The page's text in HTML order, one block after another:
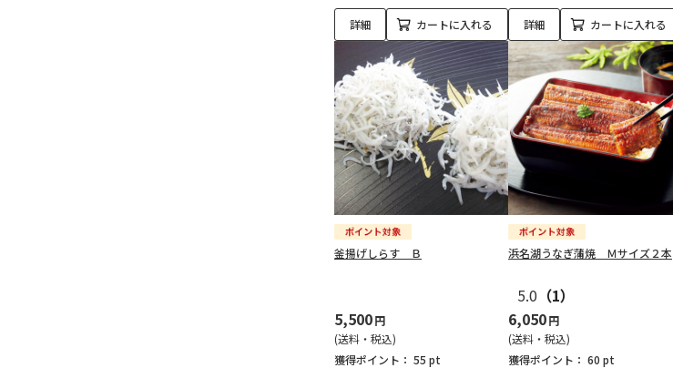
詳細 カートに入れる 詳細 カートに入れる
釜揚げしらす Ｂ
5,500円
(送料・税込)
獲得ポイント： 55 pt
浜名湖うなぎ蒲焼 Ｍサイズ２本
5.0 （1）
6,050円
(送料・税込)
獲得ポイント： 60 pt